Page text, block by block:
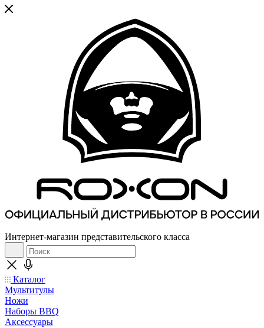
Интернет-магазин представительского класса
Каталог
Мультитулы
Ножи
Наборы BBQ
Аксессуары